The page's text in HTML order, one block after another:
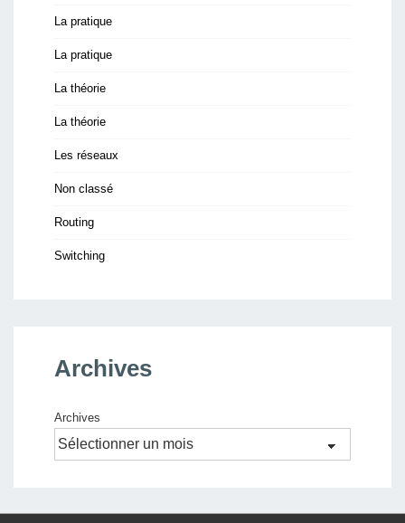
La pratique
La pratique
La théorie
La théorie
Les réseaux
Non classé
Routing
Switching
Archives
Archives